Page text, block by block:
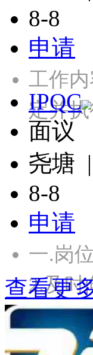
8-8
申请
工作
定并
IPQC
面议
尧塘
8-8
申请
一.岗
2.及
查看更